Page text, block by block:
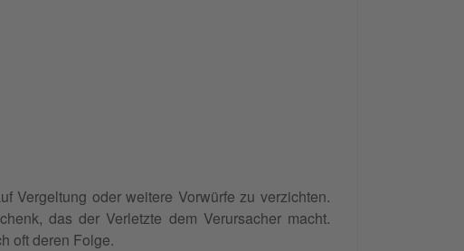
Vergeltung oder weitere Vorwürfe zu verzichten.
das der Verletzte dem Verursacher macht.
oft deren Folge.